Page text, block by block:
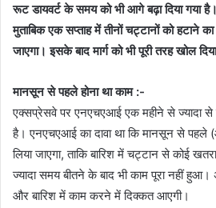
रूट डायवर्ट के समय को भी आगे बढ़ा दिया गया
मुताबिक एक सप्ताह में तीनों चट्टानों को हटाने
जाएगा। इसके बाद मार्ग को भी पूरी तरह खोल
मानसून से पहले होना था काम :-
एक्सप्रेसवे पर एनएचएआई एक महीने से ज्यादा से
है। एनएचएआई का दावा था कि मानसून से
लिया जाएगा, ताकि बारिश में चट्टान से कोई
ज्यादा समय बीतने के बाद भी काम पूरा नहीं
और बारिश में काम करने में दिक्कत आएगी।